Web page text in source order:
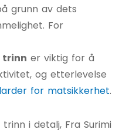
grunn av dets
For
trinn er viktig for å
og etterlevelse
for matsikkerhet.
i detalj, Fra Surimi